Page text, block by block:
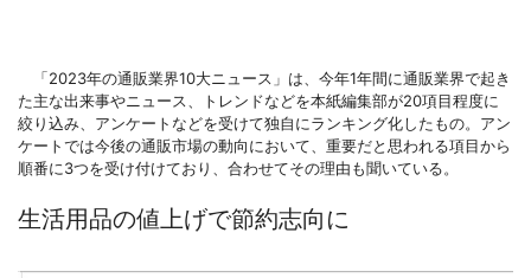
「2023年の通販業界10大ニュース」は、今年1年間に通販業界で起き
た主な出来事やニュース、トレンドなどを本紙編集部が20項目程度に
絞り込み、アンケートなどを受けて独自にランキング化したもの。アン
ケートでは今後の通販市場の動向において、重要だと思われる項目から
順番に3つを受け付けており、合わせてその理由も聞いている。
生活用品の値上げで節約志向に